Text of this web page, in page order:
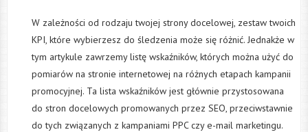
W zależności od rodzaju twojej strony docelowej, zestaw twoich
KPI, które wybierzesz do śledzenia może się różnić. Jednakże w
tym artykule zawrzemy listę wskaźników, których można użyć do
pomiarów na stronie internetowej na różnych etapach kampanii
promocyjnej. Ta lista wskaźników jest głównie przystosowana
do stron docelowych promowanych przez SEO, przeciwstawnie
do tych związanych z kampaniami PPC czy e-mail marketingu.